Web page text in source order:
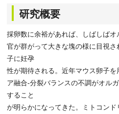
研究概要
採卵数に余裕があれば、しばしば
官が群がって大きな塊の様に目視
子に妊孕
性が期待される。近年マウス卵子
ア融合-分裂バランスの不調がオル
すること
が明らかになってきた。ミトコンド